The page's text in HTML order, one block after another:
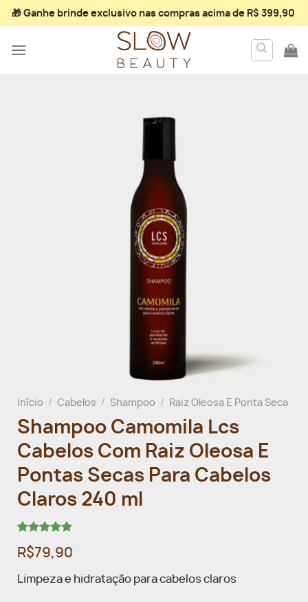
Skip
to
🎁 Ganhe brinde exclusivonas compras acima de R$ 399,90
Início / Cabelos / Shampoo / Raiz Oleosa E Ponta Seca
Shampoo Camomila Lcs
Cabelos Com Raiz Oleosa E
Pontas Secas Para Cabelos
Claros 240 ml
Avaliado
como5.00
baseado em
avaliações
R$79,90
Limpeza e hidratação para cabelos claros